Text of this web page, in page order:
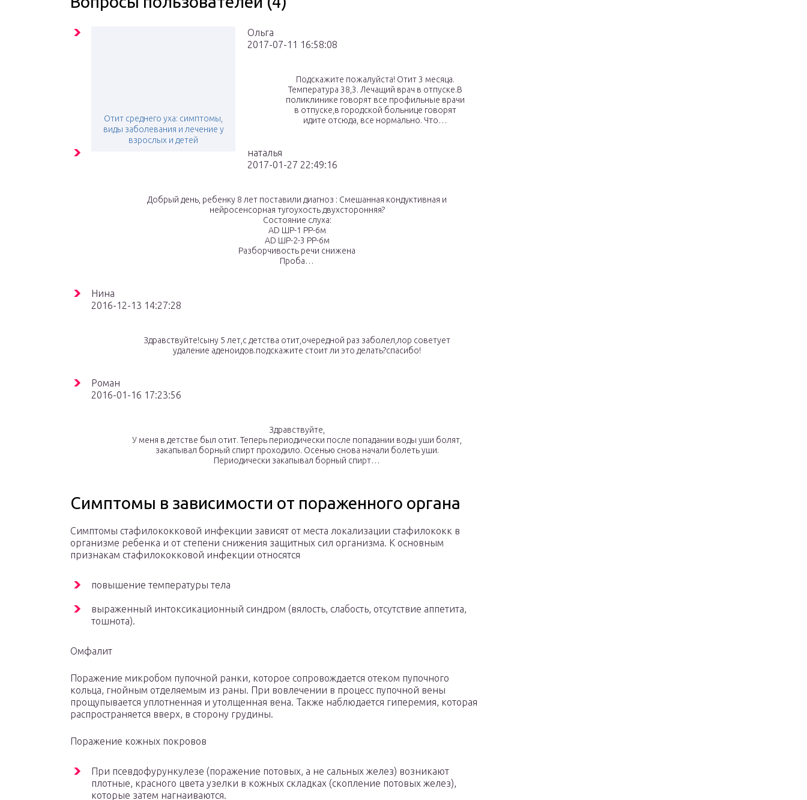
Отит среднего уха: симптомы,
виды заболевания и лечение у
взрослых и детей
Ольга
2017-07-11 16:58:08
Подскажите пожалуйста! Отит 3 месяца.
Температура 38,3. Лечащий врач в отпуске.В
поликлинике говорят все профильные врачи
в отпуске,в городской больнице говорят
идите отсюда, все нормально. Что…
наталья
2017-01-27 22:49:16
Добрый день, ребенку 8 лет поставили диагноз : Смешанная кондуктивная и
нейросенсорная тугоухость двухсторонняя?
Состояние слуха:
AD ШР-1 РР-6м
AD ШР-2-3 РР-6м
Разборчивость речи снижена
Проба…
Нина
2016-12-13 14:27:28
Здравствуйте!сыну 5 лет,с детства отит,очередной раз заболел,лор советует
удаление аденоидов.подскажите стоит ли это делать?спасибо!
Роман
2016-01-16 17:23:56
Здравствуйте,
У меня в детстве был отит. Теперь периодически после попадании воды уши болят,
закапывал борный спирт проходило. Осенью снова начали болеть уши.
Периодически закапывал борный спирт…
Симптомы в зависимости от пораженного органа
Симптомы стафилококковой инфекции зависят от места локализации стафилококк в
организме ребенка и от степени снижения защитных сил организма. К основным
признакам стафилококковой инфекции относятся
повышение температуры тела
выраженный интоксикационный синдром (вялость, слабость, отсутствие аппетита,
тошнота).
Омфалит
Поражение микробом пупочной ранки, которое сопровождается отеком пупочного
кольца, гнойным отделяемым из раны. При вовлечении в процесс пупочной вены
прощупывается уплотненная и утолщенная вена. Также наблюдается гиперемия, которая
распространяется вверх, в сторону грудины.
Поражение кожных покровов
При псевдофурункулезе (поражение потовых, а не сальных желез) возникают
плотные, красного цвета узелки в кожных складках (скопление потовых желез),
которые затем нагнаиваются.